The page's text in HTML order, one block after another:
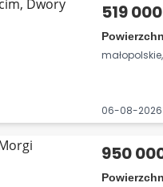
519 000
06-08-2026
950